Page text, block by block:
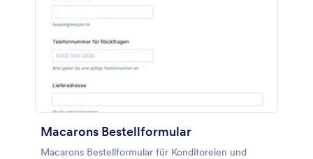
Macarons Bestellformular
Macarons Bestellformular für Konditoreien und